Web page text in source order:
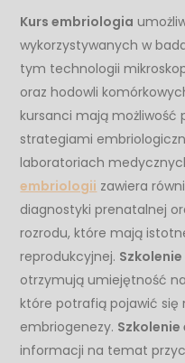
Kurs embriologia
wykorzystywanych w
tym technologii
oraz hodowli
kursanci mają możliwość
strategiami
laboratoriach
embriologii zawiera
diagnostyki prenatalnej
rozrodu, które mają
reprodukcyjnej.
otrzymują umiejętność
które potrafią pojawić się
embriogenezy.
informacji na temat